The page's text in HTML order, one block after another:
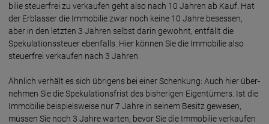
bilie steuer­frei zu ver­kau­fen geht also nach 10 Jah­ren ab Kauf. Hat
der Erb­las­ser die Immo­bilie zwar noch keine 10 Jah­re beses­sen,
aber in den letz­ten 3 Jah­ren selbst darin ge­wohnt, ent­fällt die
Spekula­tions­steuer eben­falls. Hier kön­nen Sie die Immo­bilie also
steuer­frei ver­kau­fen nach 3 Jah­ren.
Ähnlich ver­hält es sich übri­gens bei einer Schen­kung: Auch hier über­
neh­men Sie die Spekula­tions­frist des bis­heri­gen Eigen­tü­mers. Ist die
Immo­bilie bei­spiels­weise nur 7 Jahre in seinem Be­sitz gewe­sen,
müs­sen Sie noch 3 Jah­re war­ten, bevor Sie die Immo­bilie ver­kau­fen